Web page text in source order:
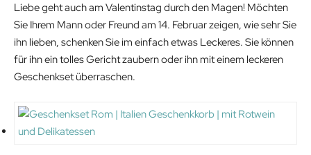
e
w
a
s
:
2
.
i
s
:
3
7
9
Liebe geht auch am Valentinstag durch den Magen! Möchten
Sie Ihrem Mann oder Freund am 14. Februar zeigen, wie sehr Sie
ihn lieben, schenken Sie im einfach etwas Leckeres. Sie können
für ihn ein tolles Gericht zaubern oder ihn mit einem leckeren
Geschenkset überraschen.